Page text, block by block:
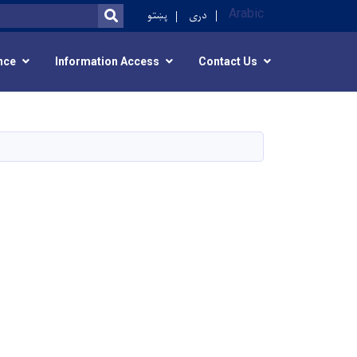
SEARCH
پښتو دری Arabic
Information Access Contact Us